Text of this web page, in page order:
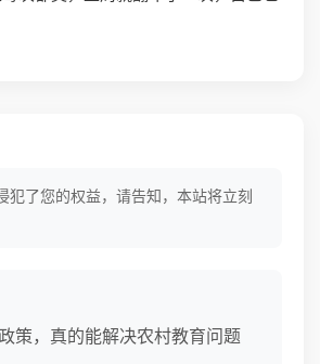
犯了您的权益，请告知，本站将立刻
策，真的能解决农村教育问题